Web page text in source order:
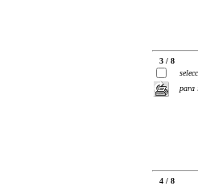
3 / 8
para
4 / 8